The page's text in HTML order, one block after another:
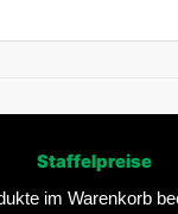
Staffelpreise
im Warenkorb